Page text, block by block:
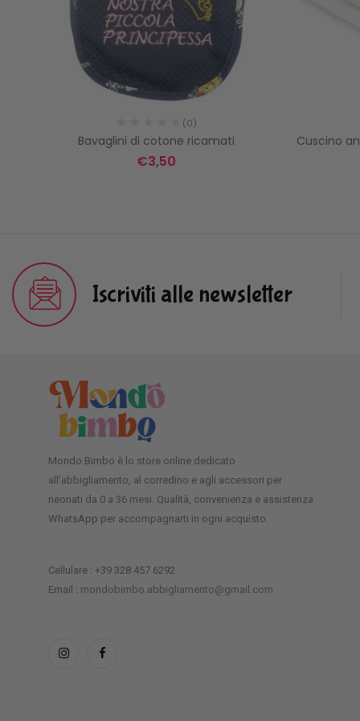
(0)
Bavaglini di cotone ricamati
€3,50
Cuscino
Iscriviti alle newsletter
Mondo Bimbo è lo store online dedicato
all’abbigliamento, al corredino e agli accessori per
neonati da 0 a 36 mesi. Qualità, convenienza e assistenza
WhatsApp per accompagnarti in ogni acquisto.
Cellulare : +39 328 457 6292
Email : mondobimbo.abbigliamento@gmail.com